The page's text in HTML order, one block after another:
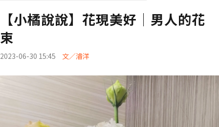
【小橘說說】花現美好│男人的花
束
2023-06-30 15:45 文／濬洋